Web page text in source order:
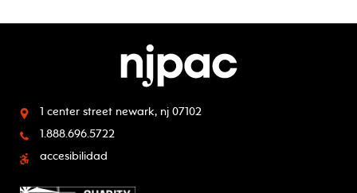
1 center street newark, nj 07102
1.888.696.5722
accesibilidad